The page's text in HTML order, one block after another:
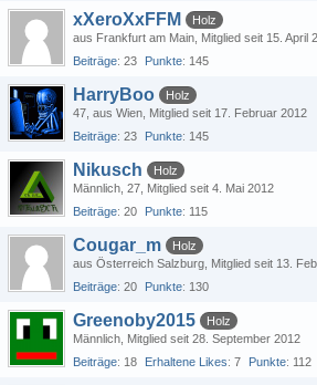
xXeroXxFFM
Holz
aus Frankfurt am Main Mitglied seit 15. April
Beiträge 23 Punkte 145
HarryBoo
Holz
47 aus Wien Mitglied seit 17. Februar 2012
Beiträge 23 Punkte 145
Nikusch
Holz
Männlich 27 Mitglied seit 4. Mai 2012
Beiträge 20 Punkte 115
Cougar_m
Holz
aus Österreich Salzburg Mitglied seit 13.
Beiträge 20 Punkte 130
Greenoby2015
Holz
Männlich Mitglied seit 28. September 2012
Beiträge 18 Erhaltene Likes 7 Punkte 112